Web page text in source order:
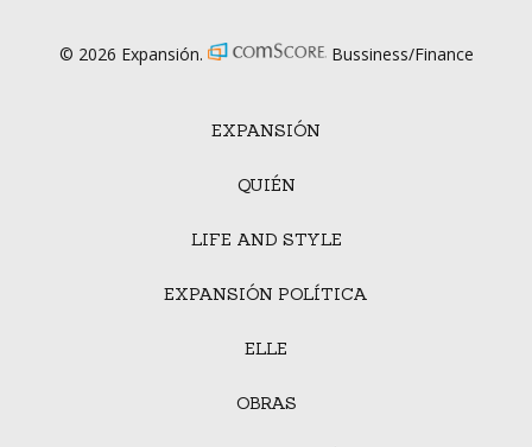
EXPANSIÓN
QUIÉN
LIFE AND STYLE
EXPANSIÓN POLÍTICA
ELLE
OBRAS
© 2026 Expansión. Bussiness/Finance